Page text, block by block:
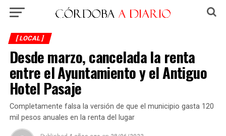
[ LOCAL ]
Desde marzo, cancelada la renta
entre el Ayuntamiento y el Antiguo
Hotel Pasaje
Completamente falsa la versión de que el municipio gasta 120
mil pesos anuales en la renta del lugar